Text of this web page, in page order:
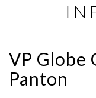
VP Globe
Panton